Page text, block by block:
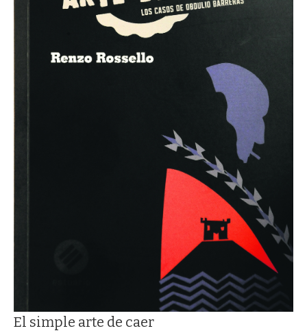
El simple arte de caer